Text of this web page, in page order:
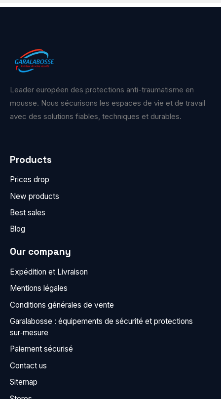
Leader européen des protections anti-traumatisme en
mousse. Nous sécurisons les espaces de vie et de travail
avec des solutions fiables, techniques et durables.
Products
Prices drop
New products
Best sales
Blog
Our company
Expédition et Livraison
Mentions légales
Conditions générales de vente
Garalabosse : équipements de sécurité et protections
sur‑mesure
Paiement sécurisé
Contact us
Sitemap